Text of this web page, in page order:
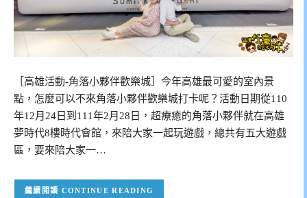
［高雄活動-角落小夥伴歡樂城］今年高雄最可愛的室內景
點，怎麼可以不來角落小夥伴歡樂城打卡呢？活動日期從110
年12月24日到111年2月28日，超療癒的角落小夥伴就在高雄
夢時代8樓時代會館，來陪大家一起玩遊戲，總共有五大遊戲
區，要來陪大家一…
CONTINUE READING